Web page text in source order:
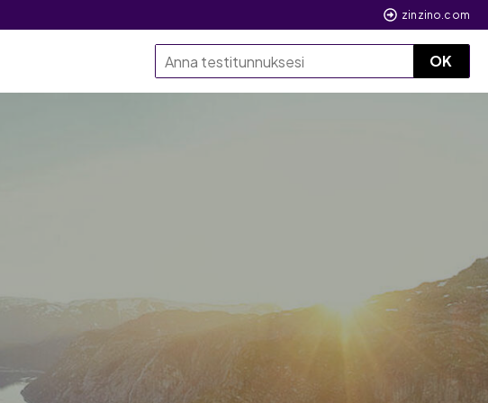
zinzino.com
OK